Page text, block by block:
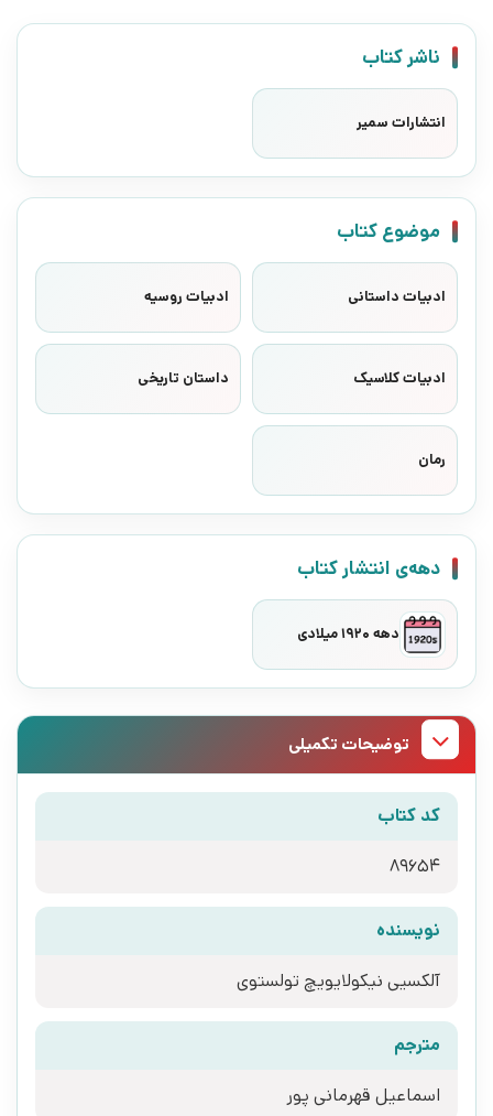
ناشر کتاب
انتشارات سمیر
موضوع کتاب
ادبیات داستانی ادبیات روسیه
ادبیات کلاسیک داستان تاریخی
رمان
دهه‌ی انتشار کتاب
دهه 1920 میلادی
توضیحات تکمیلی
کد کتاب
89654
نویسنده
آلکسیی نیکولایویچ تولستوی
مترجم
اسماعیل قهرمانی پور